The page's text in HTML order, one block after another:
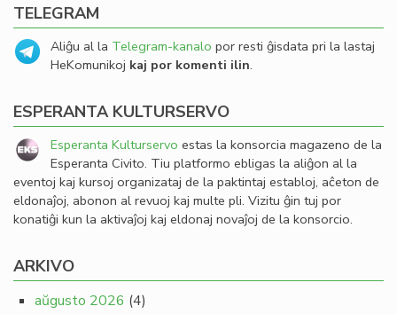
TELEGRAM
Aliĝu al la Telegram-kanalo por resti ĝisdata pri la lastaj
HeKomunikoj kaj por komenti ilin.
ESPERANTA KULTURSERVO
Esperanta Kulturservo estas la konsorcia magazeno de la
Esperanta Civito. Tiu platformo ebligas la aliĝon al la
eventoj kaj kursoj organizataj de la paktintaj establoj, aĉeton de
eldonaĵoj, abonon al revuoj kaj multe pli. Vizitu ĝin tuj por
konatiĝi kun la aktivaĵoj kaj eldonaj novaĵoj de la konsorcio.
ARKIVO
aŭgusto 2026 (4)